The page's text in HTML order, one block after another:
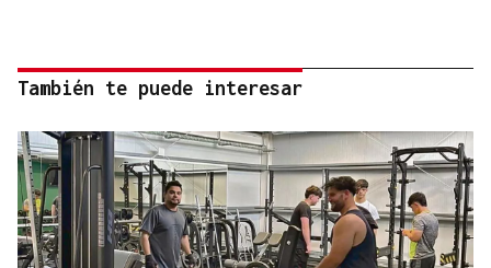
También te puede interesar